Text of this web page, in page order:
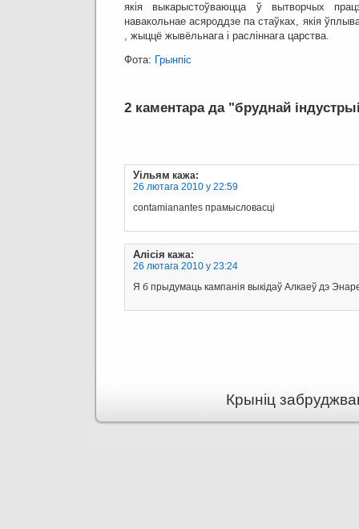
якія выкарыстоўваюцца ў вытворчых
навакольнае асяроддзе па стаўках, якія
, жыццё жывёльнага і расліннага царства.
Фота: Грынпіс
2 каментара да "бруднай
Уільям кажа:
26 лютага 2010 у 22:59
contamianantes прамысловасці
Алісія кажа:
26 лютага 2010 у 23:24
Я б прыдумаць кампанія выкідаў Алкаеў дэ
Крыніц